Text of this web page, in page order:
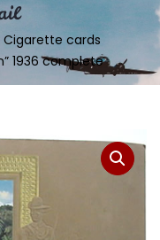
Cigarette cards
1936 complete